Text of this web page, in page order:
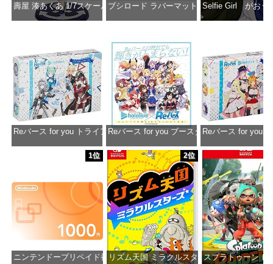
壽屋 湊あくあ 1/7スケール PVC製 塗装済み完成品フィギュア PP942
ブシロード ラバーマットコレクション
Selfie Girl がおう
Reバース for you トライアルデッキ ホロライブプロダクション ver.ホロ
価格：¥1,650
Reバース for you ブースターパック ホロライ
価格：¥2,980
Reバース for you
価格：
1位
ニンテンドープリペイド番号 1000円|オンラインコード版
2位
リズム天国 ミラクルスターズ -Switch
スプラトゥーン レ